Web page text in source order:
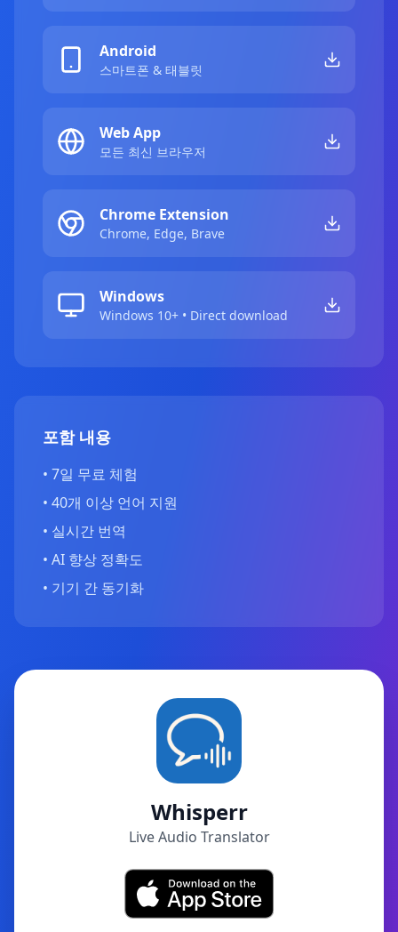
Android
스마트폰 & 태블릿
Web App
모든 최신 브라우저
Chrome Extension
Chrome, Edge, Brave
Windows
Windows 10+ • Direct download
포함 내용
• 7일 무료 체험
• 40개 이상 언어 지원
• 실시간 번역
• AI 향상 정확도
• 기기 간 동기화
Whisperr
Live Audio Translator